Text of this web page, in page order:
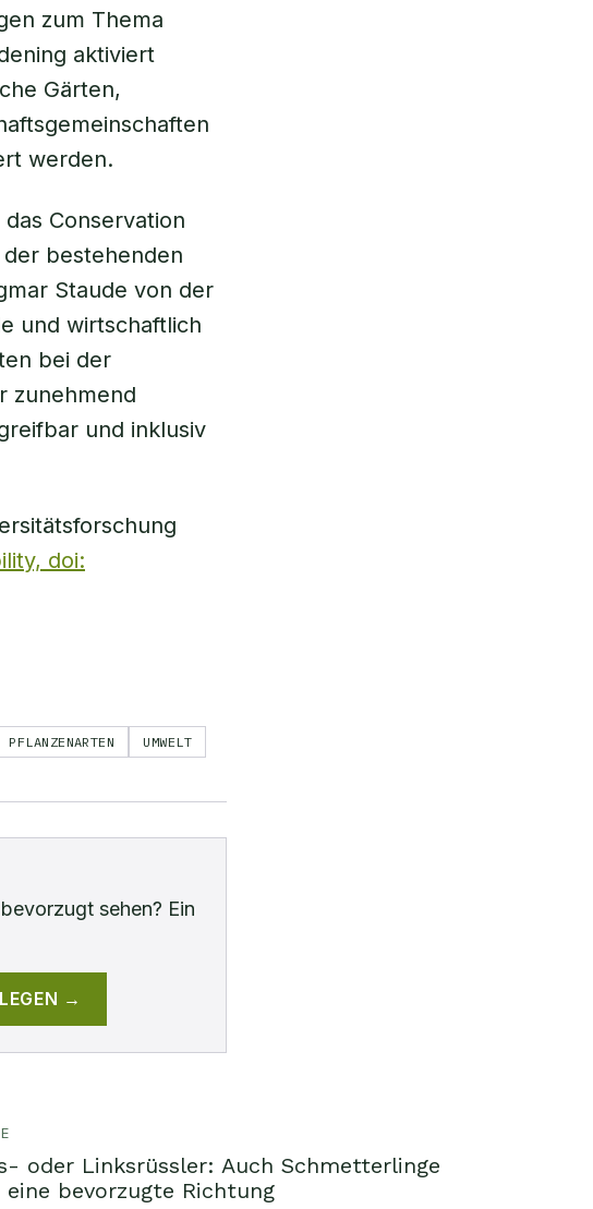
zum Thema
aktiviert
Gärten,
werden.
Conservation
bestehenden
Staude von der
und wirtschaftlich
bei der
zunehmend
und inklusiv
doi:
PFLANZENARTEN UMWELT
sehen? Ein
→
oder Linksrüssler: Auch Schmetterlinge
eine bevorzugte Richtung